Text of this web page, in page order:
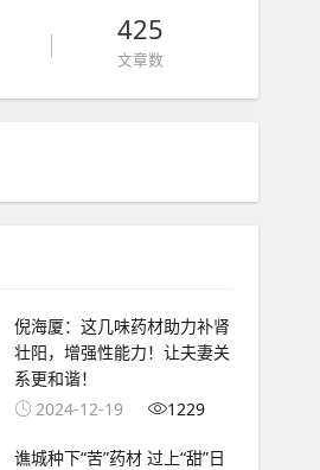
425
文章数
倪海厦：这几味药材助力补肾
壮阳，增强性能力！让夫妻关
系更和谐！
2024-12-19
1229
谯城种下“苦”药材 过上“甜”日